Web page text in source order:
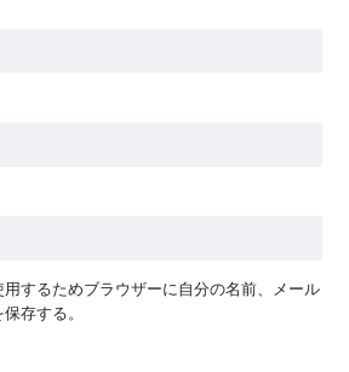
するためブラウザーに自分の名前、メール
存する。